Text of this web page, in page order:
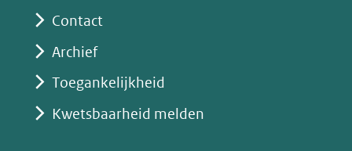
Contact
Archief
Toegankelijkheid
Kwetsbaarheid melden